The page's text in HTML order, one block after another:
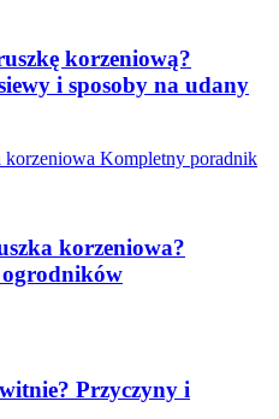
korzeniową?
i sposoby na udany
korzeniowa?
Przyczyny i